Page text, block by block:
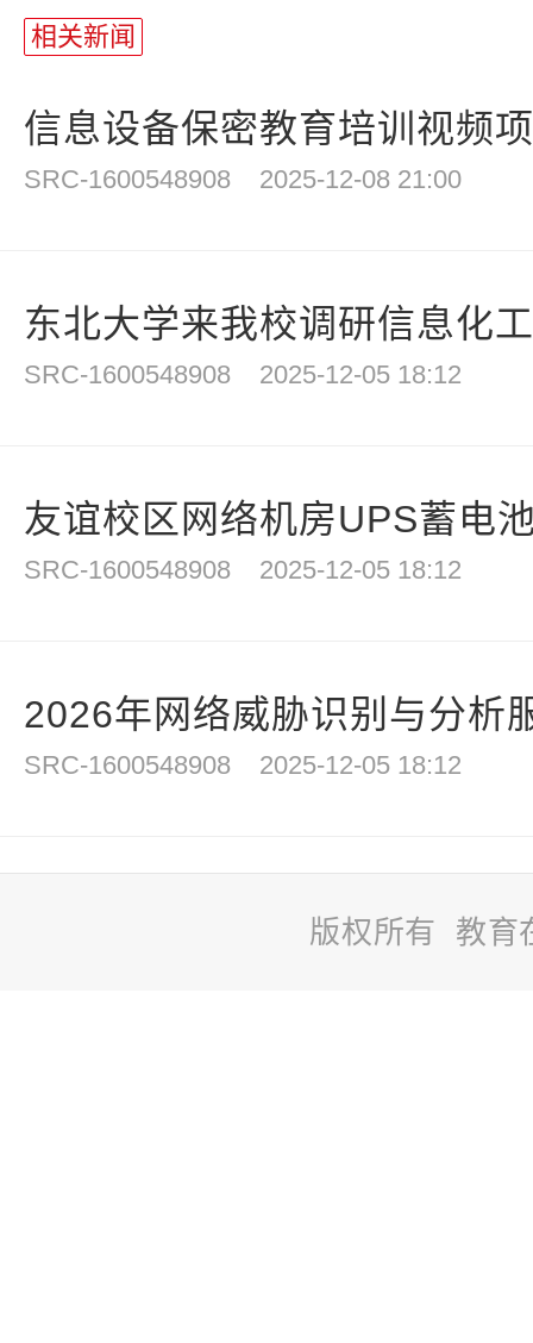
相关新闻
信息设备保密教育培训视频
SRC-1600548908 2025-12-08 21:00
东北大学来我校调研信息化
SRC-1600548908 2025-12-05 18:12
友谊校区网络机房UPS蓄电
SRC-1600548908 2025-12-05 18:12
2026年网络威胁识别与分析
SRC-1600548908 2025-12-05 18:12
版权所有 教育